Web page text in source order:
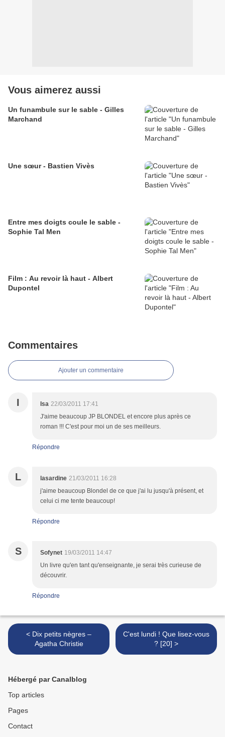
Vous aimerez aussi
Un funambule sur le sable - Gilles
Marchand
Une sœur - Bastien Vivès
Entre mes doigts coule le sable -
Sophie Tal Men
Film : Au revoir là haut - Albert
Dupontel
Commentaires
Ajouter un commentaire
I Isa 22/03/2011 17:41
J'aime beaucoup JP BLONDEL et encore plus après ce
roman !!! C'est pour moi un de ses meilleurs.
Répondre
L lasardine 21/03/2011 16:28
j'aime beaucoup Blondel de ce que j'ai lu jusqu'à présent, et
celui ci me tente beaucoup!
Répondre
S Sofynet 19/03/2011 14:47
Un livre qu'en tant qu'enseignante, je serai très curieuse de
découvrir.
Répondre
< Dix petits nègres –
Agatha Christie
C'est lundi ! Que lisez-vous
? [20] >
Hébergé par Canalblog
Top articles
Pages
Contact